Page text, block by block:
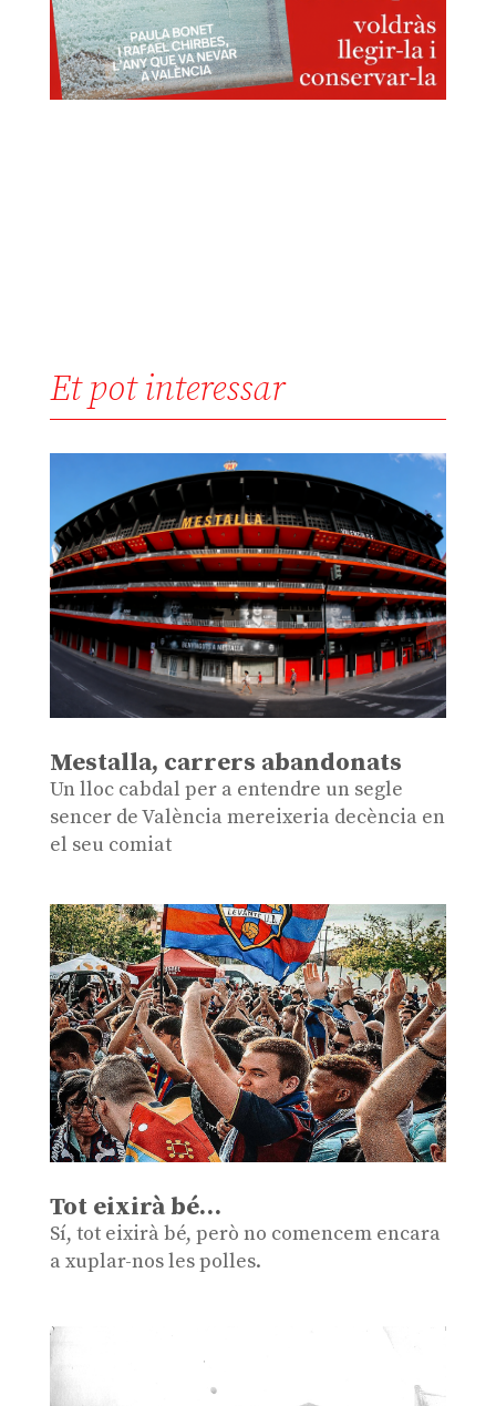
Et pot interessar
Mestalla, carrers abandonats
Un lloc cabdal per a entendre un segle
sencer de València mereixeria decència en
el seu comiat
Tot eixirà bé…
Sí, tot eixirà bé, però no comencem encara
a xuplar-nos les polles.